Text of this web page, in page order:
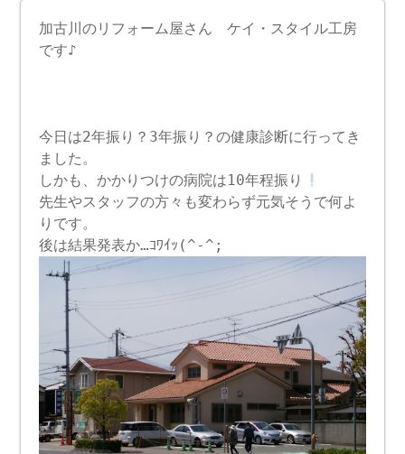
加古川のリフォーム屋さん ケイ・スタイル工房
です♪
今日は2年振り？3年振り？の健康診断に行ってき
ました。
しかも、かかりつけの病院は10年程振り
先生やスタッフの方々も変わらず元気そうで何よ
りです。
後は結果発表か…ｺﾜｲｯ(^-^;